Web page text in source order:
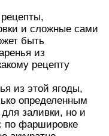
и сложные сами
быть
из
рецепту
из этой ягоды,
определенным
заливки, но и
по фаршировке